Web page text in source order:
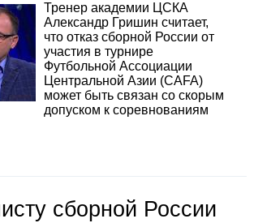
Тренер академии ЦСКА
Александр Гришин считает,
что отказ сборной России от
участия в турнире
Футбольной Ассоциации
Центральной Азии (CAFA)
может быть связан со скорым
допуском к соревнованиям
сборной России